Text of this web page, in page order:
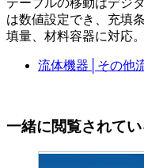
は数値設定でき、充填
填量、材料容器に対応。
流体機器 その他
一緒に閲覧されて